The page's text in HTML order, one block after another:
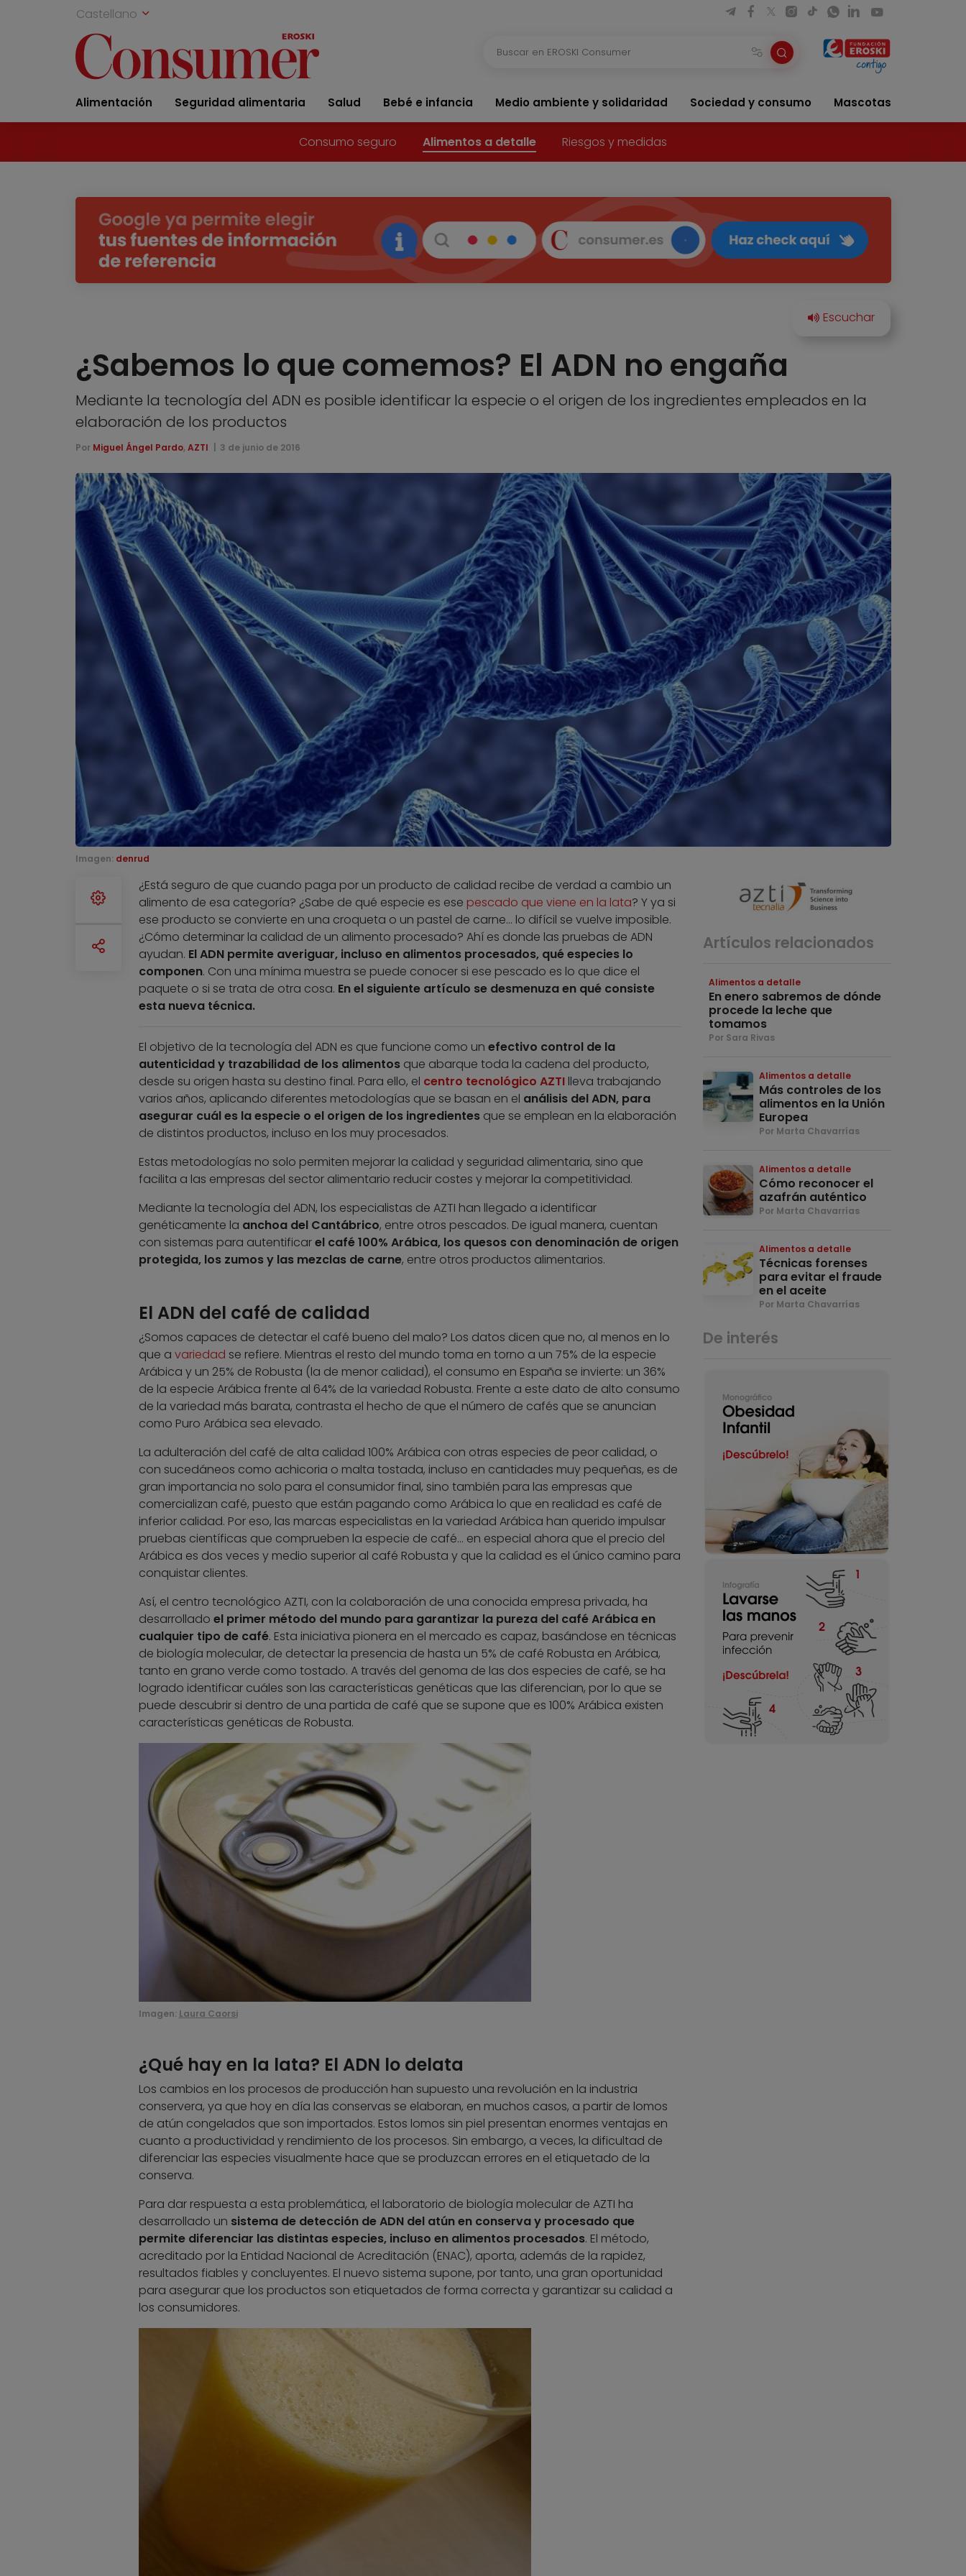
Castellano
Alimentación Seguridad alimentaria Salud Bebé e infancia Medio ambiente y solidaridad Sociedad y consumo Mascotas
Consumo seguro Alimentos a detalle Riesgos y medidas
¿Sabemos lo que comemos? El ADN no engaña
Mediante la tecnología del ADN es posible identificar la especie o el origen de los ingredientes empleados en la
elaboración de los productos
Por Miguel Ángel Pardo, AZTI 3 de junio de 2016
Imagen: denrud
¿Está seguro de que cuando paga por un producto de calidad recibe de verdad a cambio un
alimento de esa categoría? ¿Sabe de qué especie es ese pescado que viene en la lata? Y ya si
ese producto se convierte en una croqueta o un pastel de carne… lo difícil se vuelve imposible.
¿Cómo determinar la calidad de un alimento procesado? Ahí es donde las pruebas de ADN
ayudan. El ADN permite averiguar, incluso en alimentos procesados, qué especies lo
componen. Con una mínima muestra se puede conocer si ese pescado es lo que dice el
paquete o si se trata de otra cosa. En el siguiente artículo se desmenuza en qué consiste
esta nueva técnica.
El objetivo de la tecnología del ADN es que funcione como un efectivo control de la
autenticidad y trazabilidad de los alimentosque abarque toda la cadena del producto,
desde su origen hasta su destino final. Para ello, el centro tecnológico AZTI lleva trabajando
varios años, aplicando diferentes metodologías que se basan en el análisis del ADN, para
asegurar cuál es la especie o el origen de los ingredientes que se emplean en la elaboración
de distintos productos, incluso en los muy procesados.
Estas metodologías no solo permiten mejorar la calidad y seguridad alimentaria, sino que
facilita a las empresas del sector alimentario reducir costes y mejorar la competitividad.
Mediante la tecnología del ADN, los especialistas de AZTI han llegado a identificar
genéticamente la anchoa del Cantábrico, entre otros pescados. De igual manera, cuentan
con sistemas para autentificarel café 100% Arábica, los quesos con denominación de origen
protegida, los zumos y las mezclas de carne, entre otros productos alimentarios.
El ADN del café de calidad
¿Somos capaces de detectar el café bueno del malo? Los datos dicen que no, al menos en lo
que a variedad se refiere. Mientras el resto del mundo toma en torno a un 75% de la especie
Arábica y un 25% de Robusta (la de menor calidad), el consumo en España se invierte: un 36%
de la especie Arábica frente al 64% de la variedad Robusta. Frente a este dato de alto consumo
de la variedad más barata, contrasta el hecho de que el número de cafés que se anuncian
como Puro Arábica sea elevado.
La adulteración del café de alta calidad 100% Arábica con otras especies de peor calidad, o
con sucedáneos como achicoria o malta tostada, incluso en cantidades muy pequeñas, es de
gran importancia no solo para el consumidor final, sino también para las empresas que
comercializan café, puesto que están pagando como Arábica lo que en realidad es café de
inferior calidad. Por eso, las marcas especialistas en la variedad Arábica han querido impulsar
pruebas científicas que comprueben la especie de café… en especial ahora que el precio del
Arábica es dos veces y medio superior al café Robusta y que la calidad es el único camino para
conquistar clientes.
Así, el centro tecnológico AZTI, con la colaboración de una conocida empresa privada, ha
desarrollado el primer método del mundo para garantizar la pureza del café Arábica en
cualquier tipo de café. Esta iniciativa pionera en el mercado es capaz, basándose en técnicas
de biología molecular, de detectar la presencia de hasta un 5% de café Robusta en Arábica,
tanto en grano verde como tostado. A través del genoma de las dos especies de café, se ha
logrado identificar cuáles son las características genéticas que las diferencian, por lo que se
puede descubrir si dentro de una partida de café que se supone que es 100% Arábica existen
características genéticas de Robusta.
Imagen: Laura Caorsi
¿Qué hay en la lata? El ADN lo delata
Los cambios en los procesos de producción han supuesto una revolución en la industria
conservera, ya que hoy en día las conservas se elaboran, en muchos casos, a partir de lomos
de atún congelados que son importados. Estos lomos sin piel presentan enormes ventajas en
cuanto a productividad y rendimiento de los procesos. Sin embargo, a veces, la dificultad de
diferenciar las especies visualmente hace que se produzcan errores en el etiquetado de la
conserva.
Para dar respuesta a esta problemática, el laboratorio de biología molecular de AZTI ha
desarrollado un sistema de detección de ADN del atún en conserva y procesado que
permite diferenciar las distintas especies, incluso en alimentos procesados. El método,
acreditado por la Entidad Nacional de Acreditación (ENAC), aporta, además de la rapidez,
resultados fiables y concluyentes. El nuevo sistema supone, por tanto, una gran oportunidad
para asegurar que los productos son etiquetados de forma correcta y garantizar su calidad a
los consumidores.
Artículos relacionados
Alimentos a detalle
En enero sabremos de dónde
procede la leche que
tomamos
Por Sara Rivas
Alimentos a detalle
Más controles de los
alimentos en la Unión
Europea
Por Marta Chavarrías
Alimentos a detalle
Cómo reconocer el
azafrán auténtico
Por Marta Chavarrías
Alimentos a detalle
Técnicas forenses
para evitar el fraude
en el aceite
Por Marta Chavarrías
De interés